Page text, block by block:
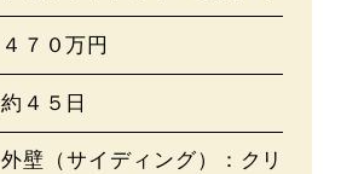
４７０万円
約４５日
外壁（サイディング）：クリ